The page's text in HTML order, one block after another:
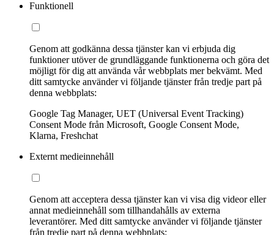
Funktionell
Genom att godkänna dessa tjänster kan vi erbjuda dig
funktioner utöver de grundläggande funktionerna och göra det
möjligt för dig att använda vår webbplats mer bekvämt. Med
ditt samtycke använder vi följande tjänster från tredje part på
denna webbplats:
Google Tag Manager, UET (Universal Event Tracking)
Consent Mode från Microsoft, Google Consent Mode,
Klarna, Freshchat
Externt medieinnehåll
Genom att acceptera dessa tjänster kan vi visa dig videor eller
annat medieinnehåll som tillhandahålls av externa
leverantörer. Med ditt samtycke använder vi följande tjänster
från tredje part på denna webbplats: